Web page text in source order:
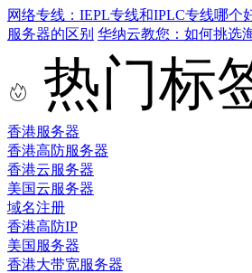
网络专线：IEPL专线和IPLC专线哪个
服务器的区别 华纳云教您：如何挑选
热门标
香港服务器
香港高防服务器
香港云服务器
美国云服务器
域名注册
香港高防IP
美国服务器
香港大带宽服务器